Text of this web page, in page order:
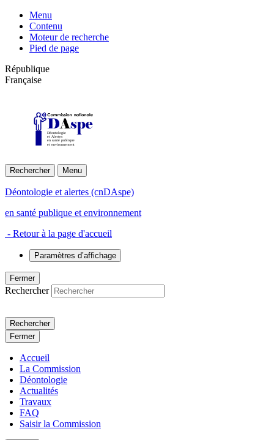
Menu
Contenu
Moteur de recherche
Pied de page
République
Française
Déontologie
et Alertes
en santé publique
et environnement
Rechercher Menu
Déontologie et alertes (cnDAspe)
en santé publique et environnement
- Retour à la page d'accueil
Paramètres d’affichage
Fermer
Rechercher
Rechercher
Fermer
Accueil
La Commission
Déontologie
Actualités
Travaux
FAQ
Saisir la Commission